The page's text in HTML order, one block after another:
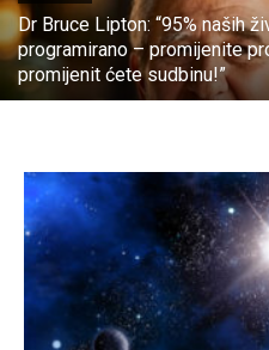
Dr Bruce Lipton: “95% naših
programirano – promijenite
promijenit ćete sudbinu!”